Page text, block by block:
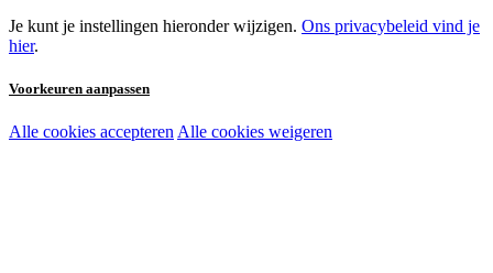
Je kunt je instellingen hieronder wijzigen. Ons privacybeleid vind je
hier.
Voorkeuren aanpassen
Noodzakelijke cookies:
Alle cookies accepteren Alle cookies weigeren